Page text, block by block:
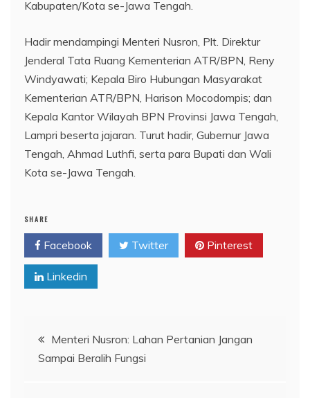
Kabupaten/Kota se-Jawa Tengah.
Hadir mendampingi Menteri Nusron, Plt. Direktur
Jenderal Tata Ruang Kementerian ATR/BPN, Reny
Windyawati; Kepala Biro Hubungan Masyarakat
Kementerian ATR/BPN, Harison Mocodompis; dan
Kepala Kantor Wilayah BPN Provinsi Jawa Tengah,
Lampri beserta jajaran. Turut hadir, Gubernur Jawa
Tengah, Ahmad Luthfi, serta para Bupati dan Wali
Kota se-Jawa Tengah.
SHARE
Facebook Twitter Pinterest
Linkedin
Navigasi
pos
Menteri Nusron: Lahan Pertanian Jangan
Sampai Beralih Fungsi